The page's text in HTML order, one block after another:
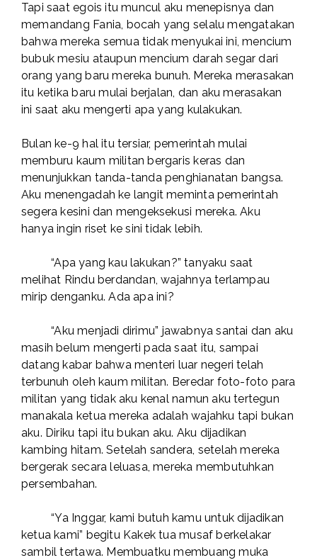
Tapi saat egois itu muncul aku menepisnya dan
memandang Fania, bocah yang selalu mengatakan
bahwa mereka semua tidak menyukai ini, mencium
bubuk mesiu ataupun mencium darah segar dari
orang yang baru mereka bunuh. Mereka merasakan
itu ketika baru mulai berjalan, dan aku merasakan
ini saat aku mengerti apa yang kulakukan.
Bulan ke-9 hal itu tersiar, pemerintah mulai
memburu kaum militan bergaris keras dan
menunjukkan tanda-tanda penghianatan bangsa.
Aku menengadah ke langit meminta pemerintah
segera kesini dan mengeksekusi mereka. Aku
hanya ingin riset ke sini tidak lebih.
“Apa yang kau lakukan?” tanyaku saat
melihat Rindu berdandan, wajahnya terlampau
mirip denganku. Ada apa ini?
“Aku menjadi dirimu” jawabnya santai dan aku
masih belum mengerti pada saat itu, sampai
datang kabar bahwa menteri luar negeri telah
terbunuh oleh kaum militan. Beredar foto-foto para
militan yang tidak aku kenal namun aku tertegun
manakala ketua mereka adalah wajahku tapi bukan
aku. Diriku tapi itu bukan aku. Aku dijadikan
kambing hitam. Setelah sandera, setelah mereka
bergerak secara leluasa, mereka membutuhkan
persembahan.
“Ya Inggar, kami butuh kamu untuk dijadikan
ketua kami” begitu Kakek tua musaf berkelakar
sambil tertawa. Membuatku membuang muka